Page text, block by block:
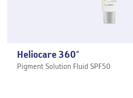
Heliocare 360°
Pigment Solution Fluid SPF50